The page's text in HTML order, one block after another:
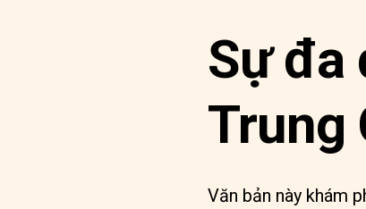
Sự đa
Trung
Văn bản này khám